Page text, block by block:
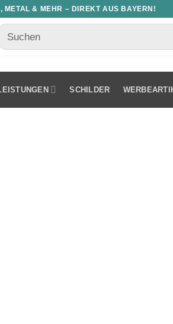
METAL & MEHR – DIREKT AUS BAYERN!
SCHILDER